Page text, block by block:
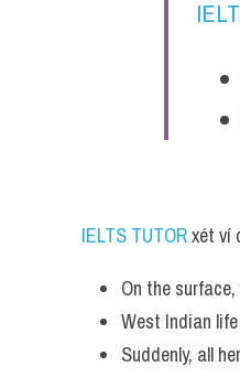
IELTS TUTOR xét ví
On the
West Indian
Suddenly, all